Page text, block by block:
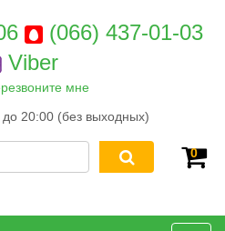
(066) 437-01-03
Viber
мне
20:00 (без выходных)
0